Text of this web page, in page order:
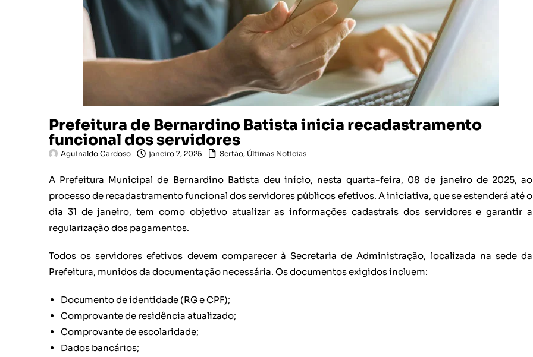
Prefeitura de Bernardino Batista inicia recadastramento
funcional dos servidores
Aguinaldo Cardoso janeiro 7, 2025 Sertão, Últimas Noticias
A Prefeitura Municipal de Bernardino Batista deu início, nesta quarta-feira, 08 de janeiro de 2025, ao
processo de recadastramento funcional dos servidores públicos efetivos. A iniciativa, que se estenderá até o
dia 31 de janeiro, tem como objetivo atualizar as informações cadastrais dos servidores e garantir a
regularização dos pagamentos.
Todos os servidores efetivos devem comparecer à Secretaria de Administração, localizada na sede da
Prefeitura, munidos da documentação necessária. Os documentos exigidos incluem:
Documento de identidade (RG e CPF);
Comprovante de residência atualizado;
Comprovante de escolaridade;
Dados bancários;